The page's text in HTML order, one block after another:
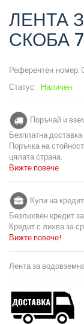
ЛЕНТА
СКОБА
Референтен номер:
Статус: Наличен
Поръчай и
Безплатна
Поръчка на
цялата страна.
Вижте повече
Купи на
Безлихвен кредит
Кредит с лихва за
Вижте повече!
Лента за